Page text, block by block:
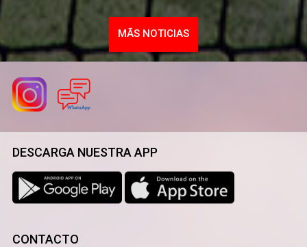
MÃS NOTICIAS
DESCARGA NUESTRA APP
CONTACTO